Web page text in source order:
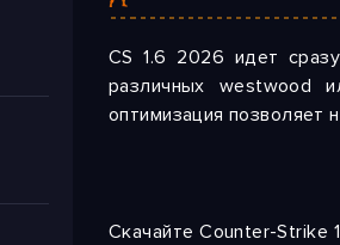
CS 1.6 2026 идет
различных westwood
оптимизация позволяет
Скачайте Counter-Strike